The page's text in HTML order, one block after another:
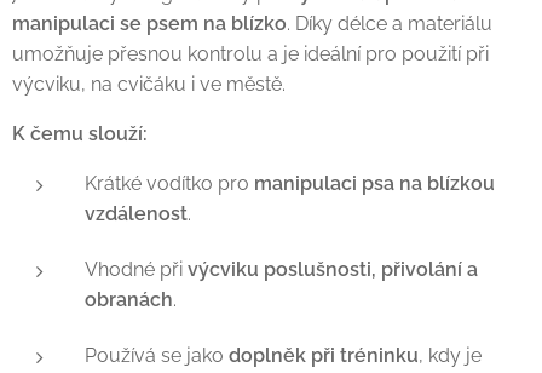
manipulaci se psem na blízko. Díky délce a materiálu
umožňuje přesnou kontrolu a je ideální pro použití při
výcviku, na cvičáku i ve městě.
K čemu slouží:
Krátké vodítko pro manipulaci psa na blízkou
vzdálenost.
Vhodné při výcviku poslušnosti, přivolání a
obranách.
Používá se jako doplněk při tréninku, kdy je